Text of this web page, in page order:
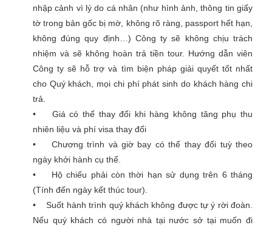
nhập cảnh vì lý do cá nhân (như hình ảnh, thông tin giấy
tờ trong bản gốc bị mờ, không rõ ràng, passport hết hạn,
không đúng quy định…) Công ty sẽ không chịu trách
nhiệm và sẽ không hoàn trả tiền tour. Hướng dẫn viên
Công ty sẽ hỗ trợ và tìm biện pháp giải quyết tốt nhất
cho Quý khách, mọi chi phí phát sinh do khách hàng chi
trả.
• Giá có thể thay đổi khi hàng không tăng phụ thu
nhiên liệu và phí visa thay đổi
• Chương trình và giờ bay có thể thay đổi tuỳ theo
ngày khởi hành cụ thể.
• Hộ chiếu phải còn thời hạn sử dụng trên 6 tháng
(Tính đến ngày kết thúc tour).
• Suốt hành trình quý khách không được tự ý rời đoàn.
Nếu quý khách có người nhà tại nước sở tại muốn đi